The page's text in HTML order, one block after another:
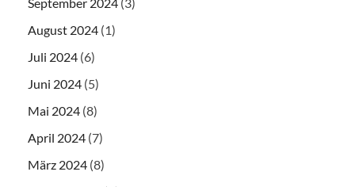
August 2024 (1)
Juli 2024 (6)
Juni 2024 (5)
Mai 2024 (8)
April 2024 (7)
März 2024 (8)